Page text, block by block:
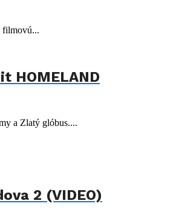
filmovú...
HOMELAND
a Zlatý glóbus....
2 (VIDEO)